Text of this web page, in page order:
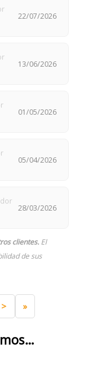
22/07/2026
13/06/2026
01/05/2026
05/04/2026
28/03/2026
clientes. El
de sus
> »